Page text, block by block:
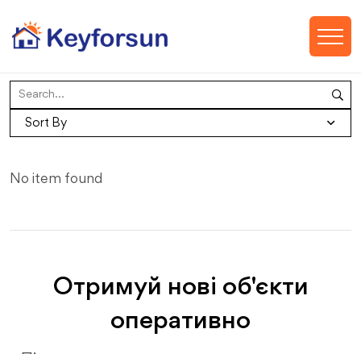
Sort By
No item found
Отримуй нові об'єкти
оперативно